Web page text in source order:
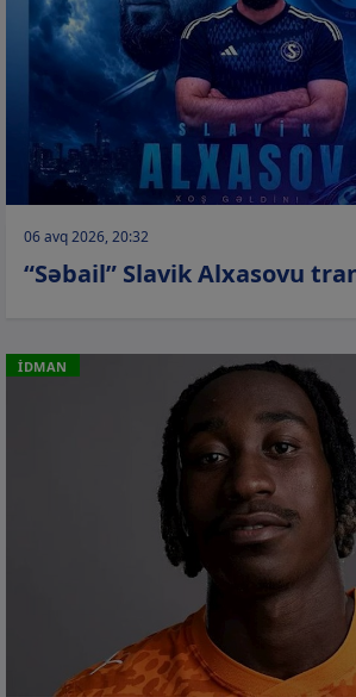
06 avq 2026, 20:32
“Səbail” Slavik Alxasovu
İDMAN